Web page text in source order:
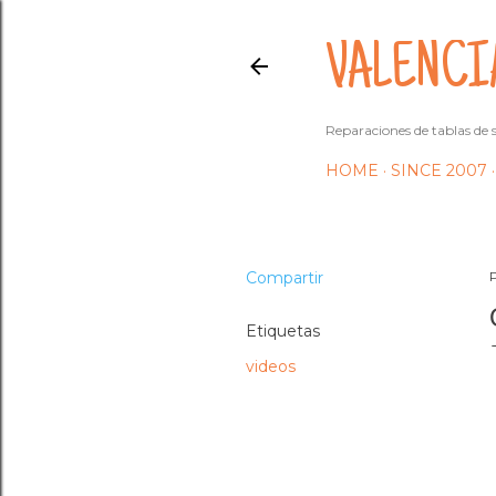
Reparaciones de tablas
HOME SINCE 2007
Compartir
Etiquetas
videos